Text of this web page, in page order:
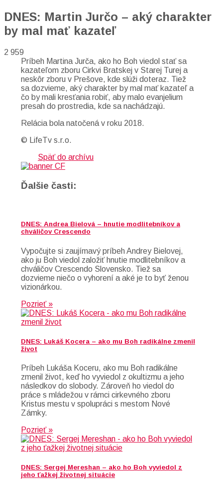
DNES: Martin Jurčo – aký charakter
by mal mať kazateľ
2 959
Príbeh Martina Jurča, ako ho Boh viedol stať sa
kazateľom zboru Cirkvi Bratskej v Starej Turej a
neskôr zboru v Prešove, kde slúži doteraz. Tiež
sa dozvieme, aký charakter by mal mať kazateľ a
čo by mali kresťania robiť, aby malo evanjelium
presah do prostredia, kde sa nachádzajú.
Relácia bola natočená v roku 2018.
© LifeTv s.r.o.
Späť do archívu
Ďalšie časti:
DNES: Andrea Bielová – hnutie modlitebníkov a
chváličov Crescendo
Vypočujte si zaujímavý príbeh Andrey Bielovej,
ako ju Boh viedol založiť hnutie modlitebníkov a
chváličov Crescendo Slovensko. Tiež sa
dozvieme niečo o vyhorení a aké je to byť ženou
vizionárkou.
Pozrieť »
DNES: Lukáš Kocera – ako mu Boh radikálne zmenil
život
Príbeh Lukáša Koceru, ako mu Boh radikálne
zmenil život, keď ho vyviedol z okultizmu a jeho
následkov do slobody. Zároveň ho viedol do
práce s mládežou v rámci cirkevného zboru
Kristus mestu v spolupráci s mestom Nové
Zámky.
Pozrieť »
DNES: Sergej Mereshan – ako ho Boh vyviedol z
jeho ťažkej životnej situácie